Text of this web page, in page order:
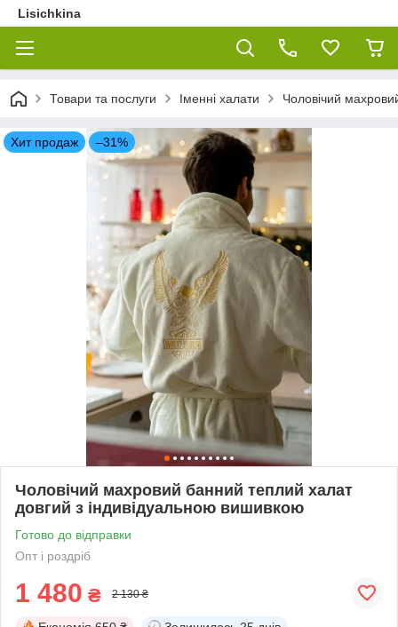
Lisichkina
Товари та послуги Іменні халати Чоловічий
Хит продаж –31%
Чоловічий махровий банний теплий халат
довгий з індивідуальною вишивкою
Готово до відправки
Опт і роздріб
1 480 ₴ 2 130 ₴